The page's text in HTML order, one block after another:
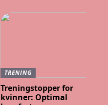
TRENING
Treningstopper for
kvinner: Optimal